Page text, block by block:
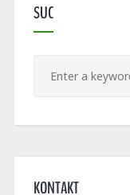
SUC
KONTAKT